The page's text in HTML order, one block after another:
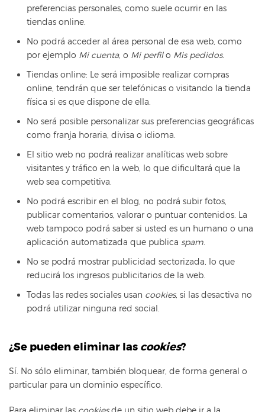
preferencias personales, como suele ocurrir en las
tiendas online.
No podrá acceder al área personal de esa web, como
por ejemplo Mi cuenta, o Mi perfilo Mis pedidos.
Tiendas online: Le será imposible realizar compras
online, tendrán que ser telefónicas o visitando la tienda
física si es que dispone de ella.
No será posible personalizar sus preferencias geográficas
como franja horaria, divisa o idioma.
El sitio web no podrá realizar analíticas web sobre
visitantes y tráfico en la web, lo que dificultará que la
web sea competitiva.
No podrá escribir en el blog, no podrá subir fotos,
publicar comentarios, valorar o puntuar contenidos. La
web tampoco podrá saber si usted es un humano o una
aplicación automatizada que publica spam
No se podrá mostrar publicidad sectorizada, lo que
reducirá los ingresos publicitarios de la web.
Todas las redes sociales usan cookies, si las desactiva no
podrá utilizar ninguna red social.
¿Se pueden eliminar las cookies?
Sí. No sólo eliminar, también bloquear, de forma general o
particular para un dominio específico.
Para eliminar las cookiesde un sitio web debe ir a la